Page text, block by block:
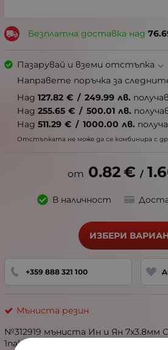
Безплатна доставка над
Пазарувай и вземи отстъпка
Направете поръчка за
Над 127.82 € / 249.99 лв.
Над 255.65 € / 500.01 лв.
Над 511.29 € / 1000.00 лв.
Отстъпката не може да се комбинира с
0.82€ /
В наличност
ИЗБЕРИ
+359 888 321 100
Мъниста резин
№312919 мъниста Ин и Ян
1пак 20бр